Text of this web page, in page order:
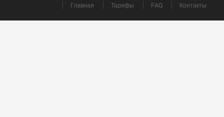
Главная
Тарифы FAQ Контакты